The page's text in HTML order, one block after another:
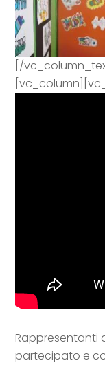
[/
Rappresentanti
partecipato e